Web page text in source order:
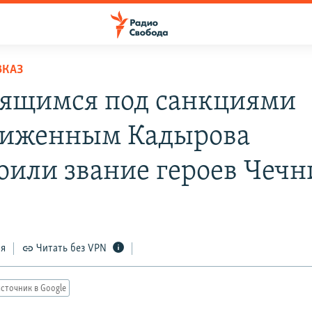
под санкциями
Кадырова
звание героев
Читать без VPN
в Google